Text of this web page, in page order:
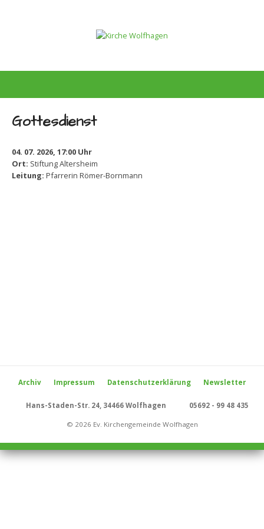
Gottesdienst
04. 07. 2026, 17:00 Uhr
Ort: Stiftung Altersheim
Leitung: Pfarrerin Römer-Bornmann
Archiv Impressum Datenschutzerklärung Newsletter
Hans-Staden-Str. 24, 34466 Wolfhagen 05692 - 99 48 435
© 2026 Ev. Kirchengemeinde Wolfhagen